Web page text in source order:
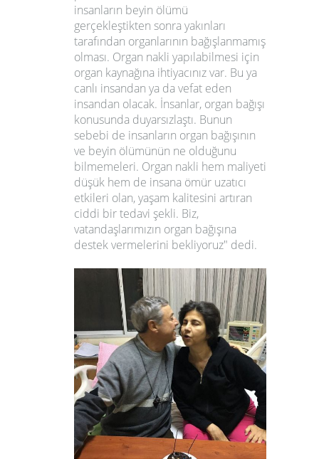
insanların beyin ölümü
gerçekleştikten sonra yakınları
tarafından organlarının bağışlanmamış
olması. Organ nakli yapılabilmesi için
organ kaynağına ihtiyacınız var. Bu ya
canlı insandan ya da vefat eden
insandan olacak. İnsanlar, organ bağışı
konusunda duyarsızlaştı. Bunun
sebebi de insanların organ bağışının
ve beyin ölümünün ne olduğunu
bilmemeleri. Organ nakli hem maliyeti
düşük hem de insana ömür uzatıcı
etkileri olan, yaşam kalitesini artıran
ciddi bir tedavi şekli. Biz,
vatandaşlarımızın organ bağışına
destek vermelerini bekliyoruz" dedi.